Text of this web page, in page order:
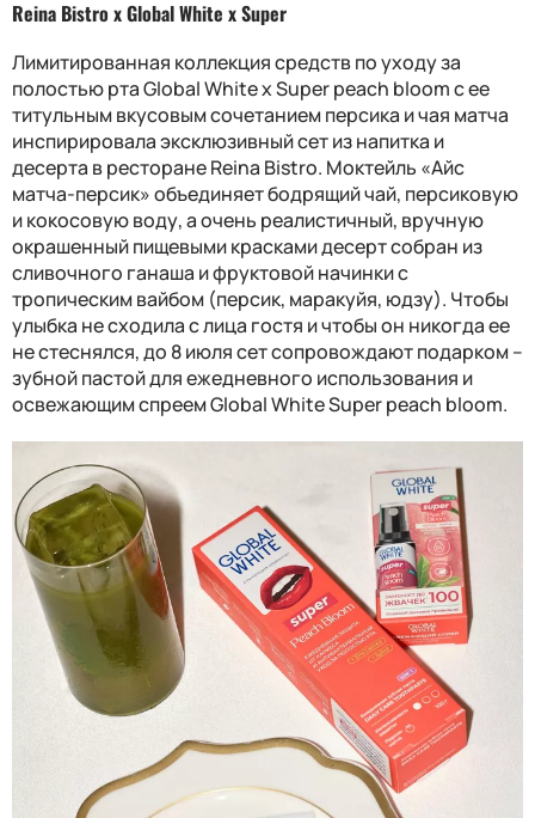
Reina Bistro x Global White x Super
Лимитированная коллекция средств по уходу за
полостью рта Global White x Super peach bloom с ее
титульным вкусовым сочетанием персика и чая матча
инспирировала эксклюзивный сет из напитка и
десерта в ресторанеReina Bistro. Моктейль «Айс
матча-персик» объединяет бодрящий чай, персиковую
и кокосовую воду, а очень реалистичный, вручную
окрашенный пищевыми красками десерт собран из
сливочного ганаша и фруктовой начинки с
тропическим вайбом (персик, маракуйя, юдзу). Чтобы
улыбка не сходила с лица гостя и чтобы он никогда ее
не стеснялся, до 8 июля сет сопровождают подарком –
зубной пастой для ежедневного использования и
освежающим спреемGlobal White Super peach bloom.